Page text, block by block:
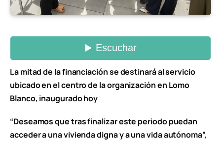
La mitad de la financiación se destinará al servicio
ubicado en el centro de la organización en Lomo
Blanco, inaugurado hoy
“Deseamos que tras finalizar este periodo puedan
acceder a una vivienda digna y a una vida autónoma”,